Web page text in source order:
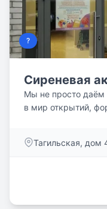
?
Сиреневая
Мы не просто
в мир открытий,
Тагильская, дом